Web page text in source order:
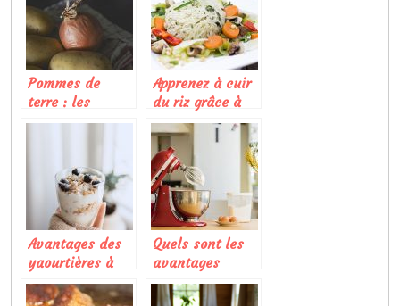
Pommes de
terre : les
différentes
Apprenez à cuir
du riz grâce à
cet article
Avantages des
yaourtières à
usage
domestique
Quels sont les
avantages
d’utiliser un
robot cuisinier ?